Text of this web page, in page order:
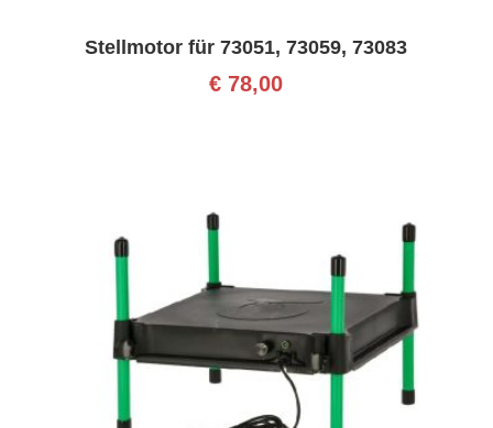
Stellmotor für 73051, 73059, 73083
€ 78,00